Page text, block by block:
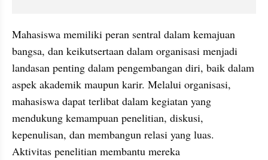
Mahasiswa memiliki peran sentral dalam kemajuan
bangsa, dan keikutsertaan dalam organisasi menjadi
landasan penting dalam pengembangan diri, baik dalam
aspek akademik maupun karir. Melalui organisasi,
mahasiswa dapat terlibat dalam kegiatan yang
mendukung kemampuan penelitian, diskusi,
kepenulisan, dan membangun relasi yang luas.
Aktivitas penelitian membantu mereka